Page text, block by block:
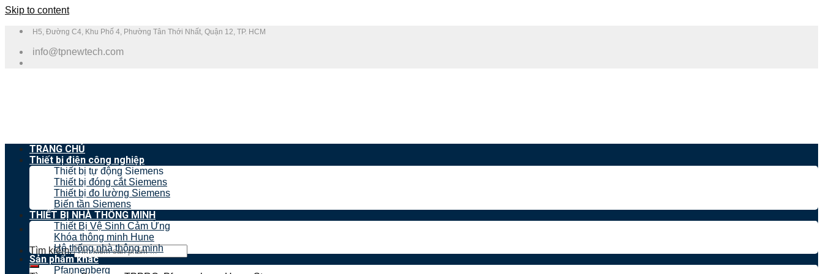
Skip to content
H5, Đường C4, Khu Phố 4, Phường Tân Thới Nhất, Quận 12, TP. HCM
info@tpnewtech.com
Tìm kiếm:
TRANG CHỦ
Thiết bị điện công nghiệp
Thiết bị tự động Siemens
Thiết bị đóng cắt Siemens
Thiết bị đo lường Siemens
Biến tần Siemens
THIẾT BỊ NHÀ THÔNG MINH
Thiết Bị Vệ Sinh Cảm Ứng
Khóa thông minh Hune
Hệ thống nhà thông minh
Sản phẩm khác
Pfannenberg